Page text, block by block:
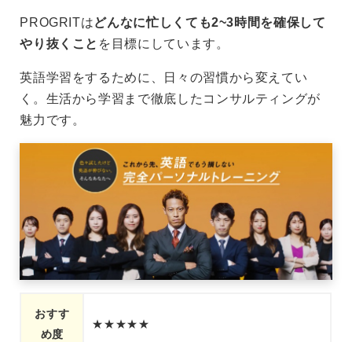
PROGRITはどんなに忙しくても2~3時間を確保して
やり抜くこと を目標にしています。
英語学習をするために、日々の習慣から変えてい
く。生活から学習まで徹底したコンサルティングが
魅力です。
おすす
め度
★★★★★